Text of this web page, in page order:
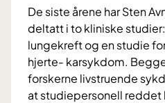
i
n
g
n
De siste årene har Sten
deltatt i to kliniske
lungekreft og en studie
hjerte- karsykdom.
forskerne livstruende
at studiepersonell reddet